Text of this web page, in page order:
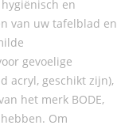
en
van uw tafelblad en
gevoelige
acryl, geschikt zijn),
het merk BODE,
Om